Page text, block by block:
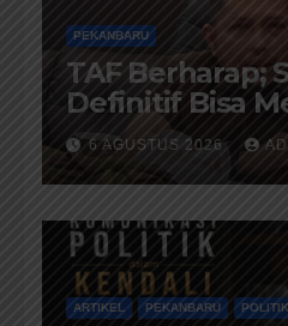
PEKANBARU
TAF Berharap;
Definitif Bisa
Komunikasi
Eksekutif dan
6 AGUSTUS 2026
ARTIKEL PEKANBARU POLITIK